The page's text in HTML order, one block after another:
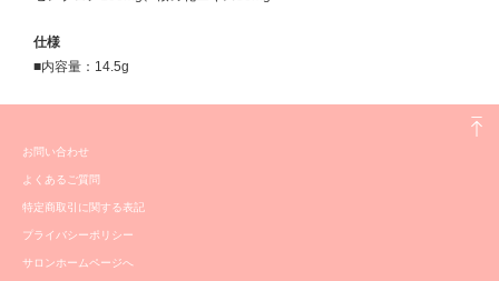
仕様
■内容量：14.5g
お問い合わせ
よくあるご質問
特定商取引に関する表記
プライバシーポリシー
サロンホームページへ